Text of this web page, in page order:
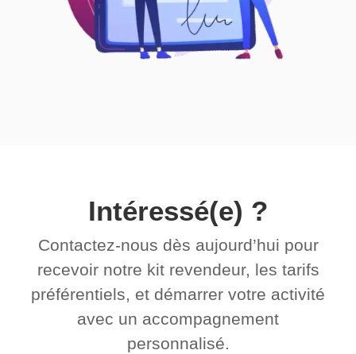
Intéressé(e) ?
Contactez-nous dès aujourd’hui pour
recevoir notre kit revendeur, les tarifs
préférentiels, et démarrer votre activité
avec un accompagnement
personnalisé.